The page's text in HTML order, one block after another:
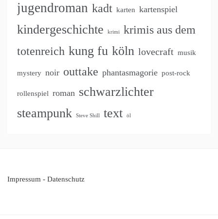
jugendroman kadt karten kartenspiel
kindergeschichte krimi
krimis aus dem
totenreich kung fu köln lovecraft musik
mystery noir outtake phantasmagorie post-rock
rollenspiel roman schwarzlichter
steampunk
Steve Shill text öl
Impressum - Datenschutz